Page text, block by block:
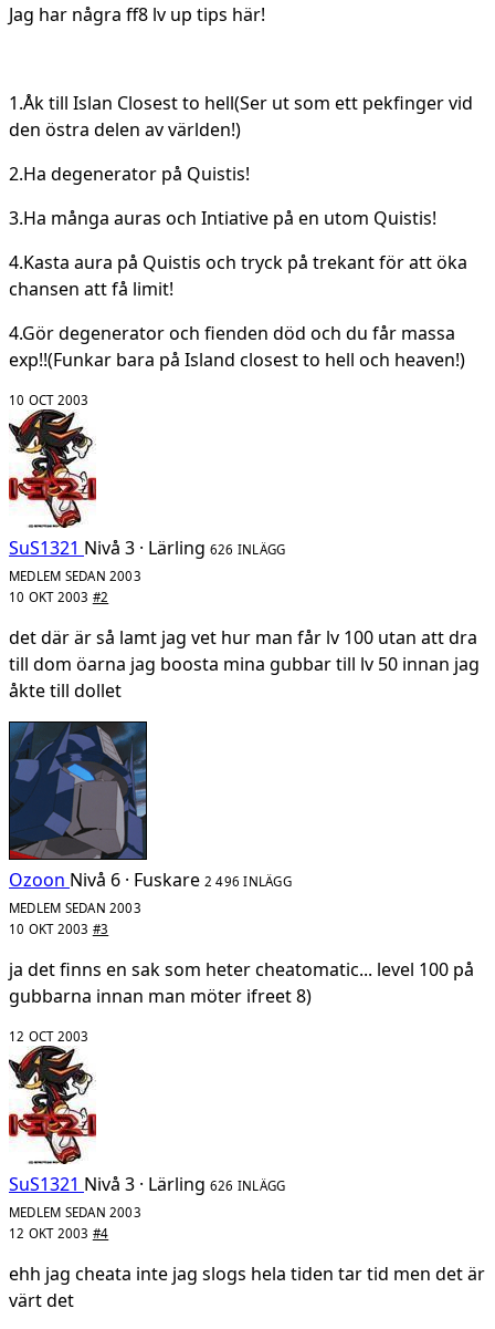
Jag har några ff8 lv up tips här!
1.Åk till Islan Closest to hell(Ser ut som ett pekfinger vid
den östra delen av världen!)
2.Ha degenerator på Quistis!
3.Ha många auras och Intiative på en utom Quistis!
4.Kasta aura på Quistis och tryck på trekant för att öka
chansen att få limit!
4.Gör degenerator och fienden död och du får massa
exp!!(Funkar bara på Island closest to hell och heaven!)
10 OCT 2003
SuS1321 Nivå 3 · Lärling 626 INLÄGG
MEDLEM SEDAN 2003
10 OKT 2003 #2
det där är så lamt jag vet hur man får lv 100 utan att dra
till dom öarna jag boosta mina gubbar till lv 50 innan jag
åkte till dollet
Ozoon Nivå 6 · Fuskare 2 496 INLÄGG
MEDLEM SEDAN 2003
10 OKT 2003 #3
ja det finns en sak som heter cheatomatic... level 100 på
gubbarna innan man möter ifreet 8)
12 OCT 2003
SuS1321 Nivå 3 · Lärling 626 INLÄGG
MEDLEM SEDAN 2003
12 OKT 2003 #4
ehh jag cheata inte jag slogs hela tiden tar tid men det är
värt det